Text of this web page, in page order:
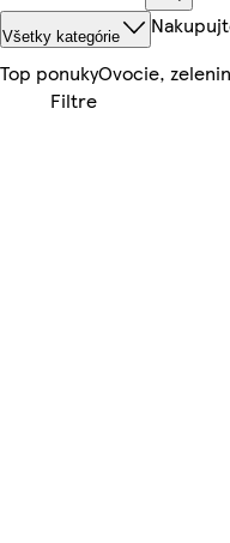
Všetky kategórie
Top ponukyOvocie,